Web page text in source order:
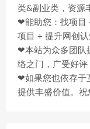
类&副业类，资源
❤能助您：找项目
项目 + 提升网创认
❤本站为众多团队
络之门，广受好评
❤如果您也依存于
提供丰盛价值。祝